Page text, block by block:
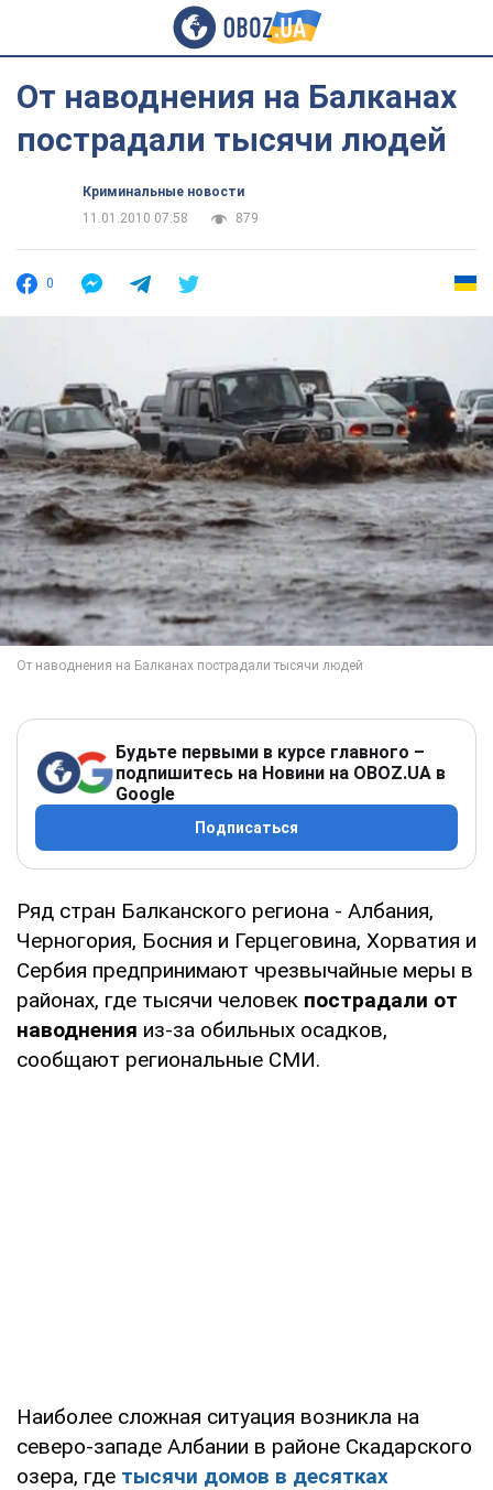
От наводнения на Балканах
пострадали тысячи людей
Криминальные новости
11.01.2010 07:58
879
0
Будьте первыми в курсе главного –
подпишитесь на Новини на OBOZ.UA в
Google
Подписаться
Ряд стран Балканского региона - Албания,
Черногория, Босния и Герцеговина, Хорватия и
Сербия предпринимают чрезвычайные меры в
районах, где тысячи человек пострадали от
наводнения из-за обильных осадков,
сообщают региональные СМИ.
Наиболее сложная ситуация возникла на
северо-западе Албании в районе Скадарского
озера, где тысячи домов в десятках